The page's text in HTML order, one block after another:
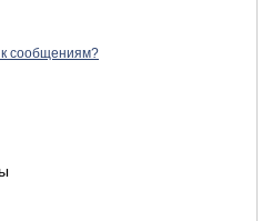
сообщениям?